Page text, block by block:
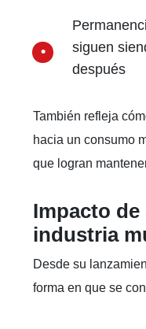
siguen
después
También refleja
hacia un consumo
que logran
Impacto
industria
Desde su
forma en que se